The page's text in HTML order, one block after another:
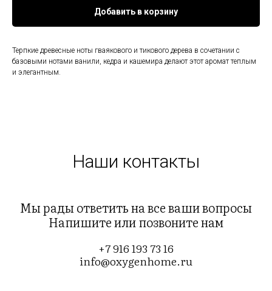
Добавить в корзину
Терпкие древесные ноты гваякового и тикового дерева в сочетании с
базовыми нотами ванили, кедра и кашемира делают этот аромат теплым
и элегантным.
Наши контакты
Мы рады ответить на все ваши вопросы
Напишите или позвоните нам
+7 916 193 73 16
info@oxygenhome.ru